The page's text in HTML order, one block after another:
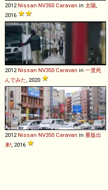
2012Nissan NV350 Caravan in 太陽,
2016
2012Nissan NV350 Caravan in 一度死
んでみた, 2020
2012Nissan NV350 Caravan in 重版出
来!, 2016